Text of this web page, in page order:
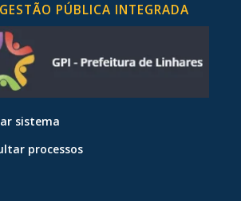
PÚBLICA INTEGRADA
sistema
processos